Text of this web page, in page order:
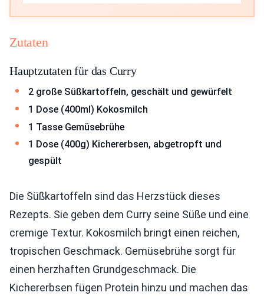
Zutaten
Hauptzutaten für das Curry
2 große Süßkartoffeln, geschält und gewürfelt
1 Dose (400ml) Kokosmilch
1 Tasse Gemüsebrühe
1 Dose (400g) Kichererbsen, abgetropft und
gespült
Die Süßkartoffeln sind das Herzstück dieses
Rezepts. Sie geben dem Curry seine Süße und eine
cremige Textur. Kokosmilch bringt einen reichen,
tropischen Geschmack. Gemüsebrühe sorgt für
einen herzhaften Grundgeschmack. Die
Kichererbsen fügen Protein hinzu und machen das